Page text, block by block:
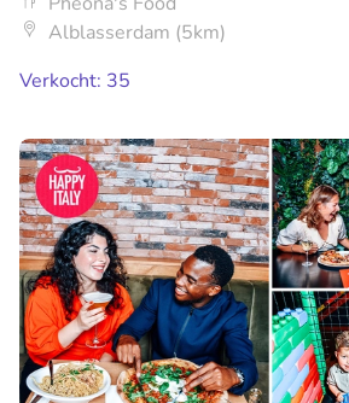
Alblasserdam (5km)
Verkocht: 35